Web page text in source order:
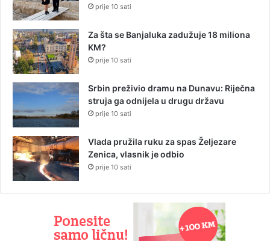
prije 10 sati
Za šta se Banjaluka zadužuje 18 miliona
KM?
prije 10 sati
Srbin preživio dramu na Dunavu: Riječna
struja ga odnijela u drugu državu
prije 10 sati
Vlada pružila ruku za spas Željezare
Zenica, vlasnik je odbio
prije 10 sati